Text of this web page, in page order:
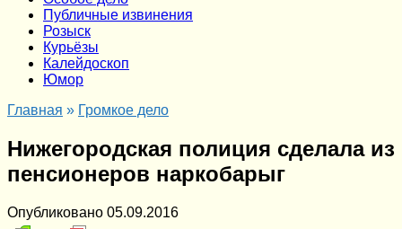
Публичные извинения
Розыск
Курьёзы
Калейдоскоп
Юмор
Главная » Громкое дело
Нижегородская полиция сделала из
пенсионеров наркобарыг
Опубликовано 05.09.2016